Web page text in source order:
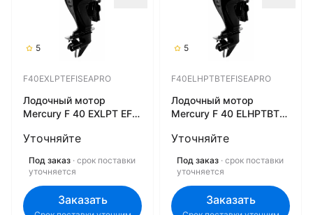
5
F40EXLPTEFISEAPRO
Лодочный мотор
Mercury F 40 EXLPT EFI
F40EXLPTEFISEAPRO
Уточняйте
Под заказ · срок поставки
уточняется
Заказать
5
F40ELHPTBTEFISEAPRO
Лодочный мотор
Mercury F 40 ELHPTBT
F40ELHPTBTEFISEAPRO
Уточняйте
Под заказ · срок поставки
уточняется
Заказать